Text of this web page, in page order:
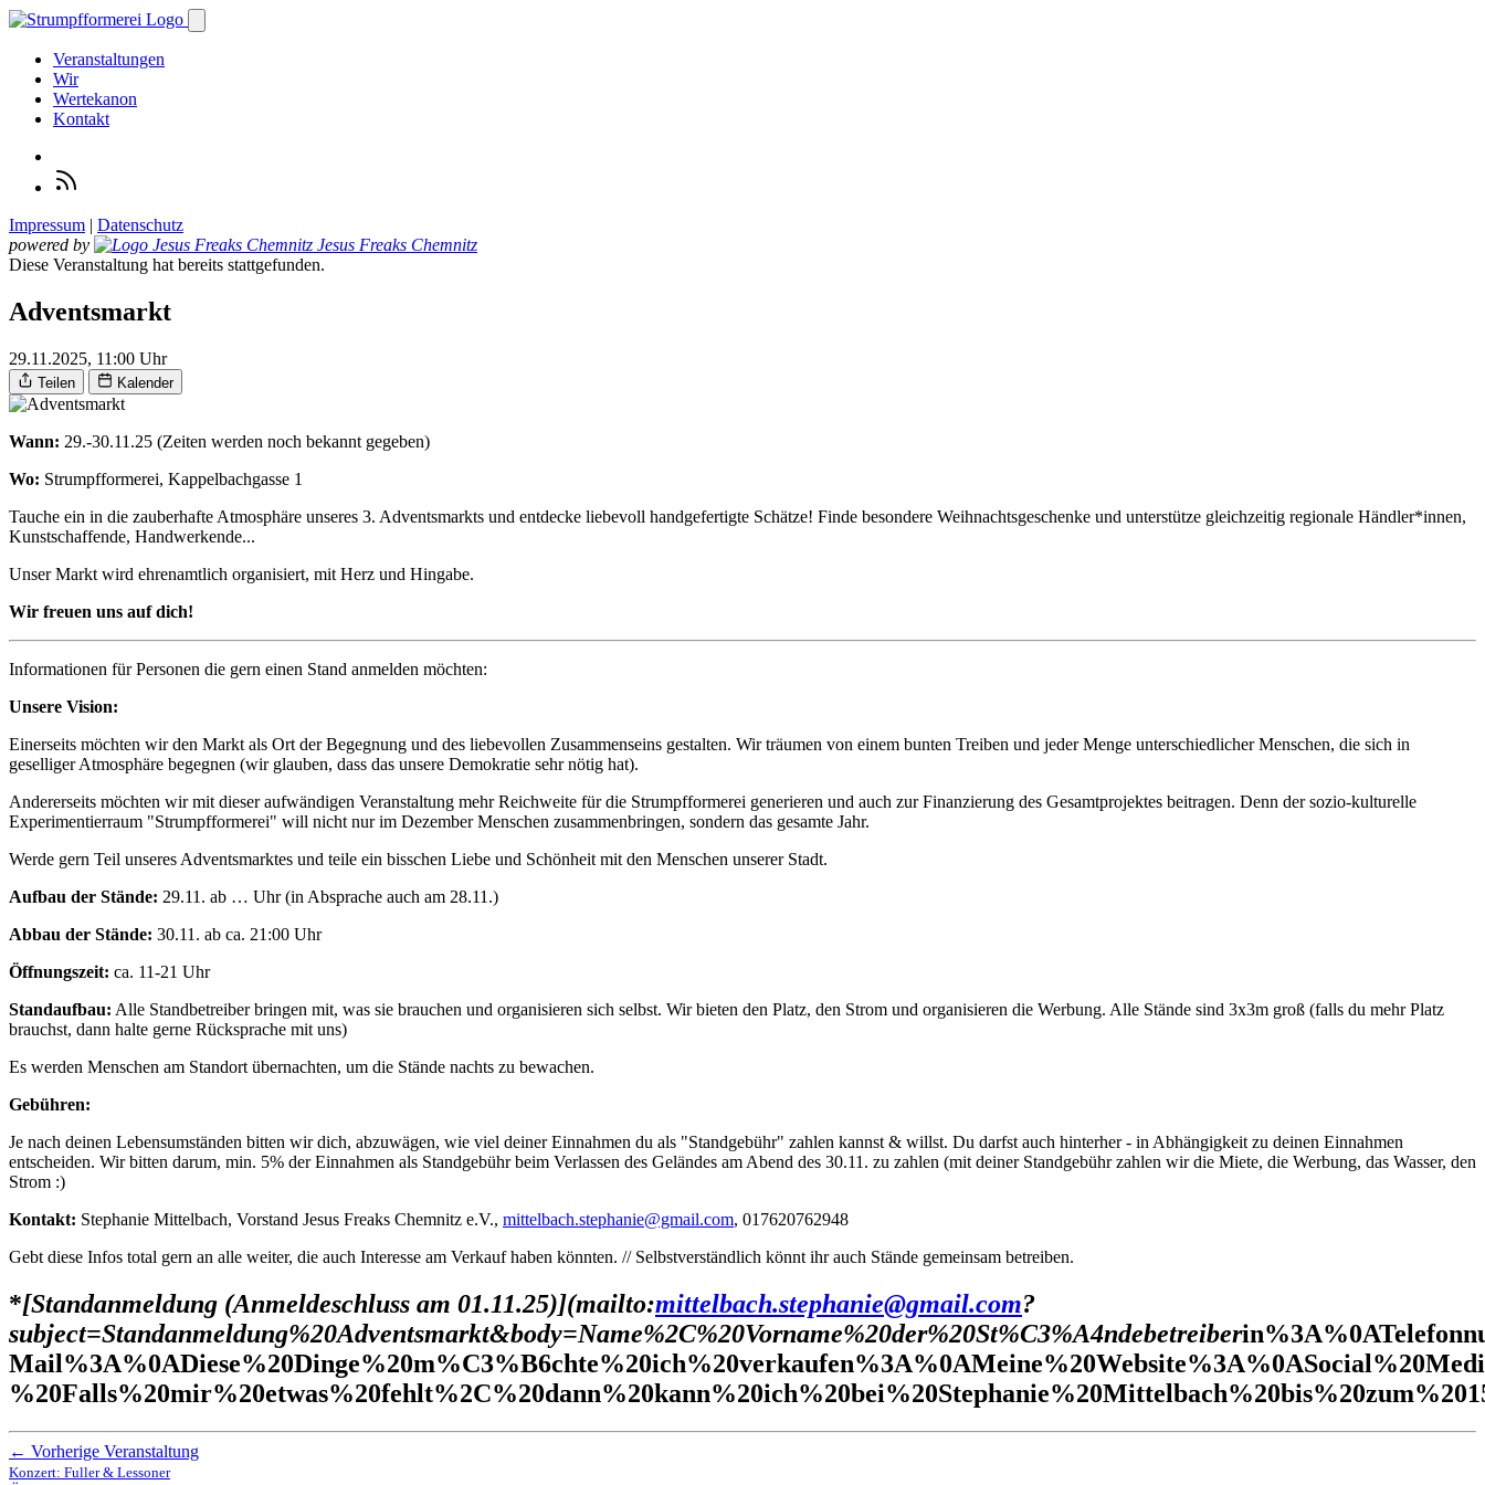
Veranstaltungen
Wir
Wertekanon
Kontakt
Impressum | Datenschutz
powered by
Jesus Freaks Chemnitz
Diese Veranstaltung hat bereits stattgefunden.
Adventsmarkt
29.11.2025, 11:00 Uhr
Teilen Kalender
Wann: 29.-30.11.25 (Zeiten werden noch bekannt gegeben)
Wo: Strumpfformerei, Kappelbachgasse 1
Tauche ein in die zauberhafte Atmosphäre unseres 3. Adventsmarkts und entdecke liebevoll handgefertigte Schätze! Finde besondere Weihnachtsgeschenke und unterstütze gleichzeitig regionale Händler*innen,
Kunstschaffende, Handwerkende...
Unser Markt wird ehrenamtlich organisiert, mit Herz und Hingabe.
Wir freuen uns auf dich!
Informationen für Personen die gern einen Stand anmelden möchten:
Unsere Vision:
Einerseits möchten wir den Markt als Ort der Begegnung und des liebevollen Zusammenseins gestalten. Wir träumen von einem bunten Treiben und jeder Menge unterschiedlicher Menschen, die sich in
geselliger Atmosphäre begegnen (wir glauben, dass das unsere Demokratie sehr nötig hat).
Andererseits möchten wir mit dieser aufwändigen Veranstaltung mehr Reichweite für die Strumpfformerei generieren und auch zur Finanzierung des Gesamtprojektes beitragen. Denn der sozio-kulturelle
Experimentierraum "Strumpfformerei" will nicht nur im Dezember Menschen zusammenbringen, sondern das gesamte Jahr.
Werde gern Teil unseres Adventsmarktes und teile ein bisschen Liebe und Schönheit mit den Menschen unserer Stadt.
Aufbau der Stände: 29.11. ab … Uhr (in Absprache auch am 28.11.)
Abbau der Stände: 30.11. ab ca. 21:00 Uhr
Öffnungszeit: ca. 11-21 Uhr
Standaufbau: Alle Standbetreiber bringen mit, was sie brauchen und organisieren sich selbst. Wir bieten den Platz, den Strom und organisieren die Werbung. Alle Stände sind 3x3m groß (falls du mehr Platz
brauchst, dann halte gerne Rücksprache mit uns)
Es werden Menschen am Standort übernachten, um die Stände nachts zu bewachen.
Gebühren:
Je nach deinen Lebensumständen bitten wir dich, abzuwägen, wie viel deiner Einnahmen du als "Standgebühr" zahlen kannst & willst. Du darfst auch hinterher - in Abhängigkeit zu deinen Einnahmen
entscheiden. Wir bitten darum, min. 5% der Einnahmen als Standgebühr beim Verlassen des Geländes am Abend des 30.11. zu zahlen (mit deiner Standgebühr zahlen wir die Miete, die Werbung, das Wasser, den
Strom :)
Kontakt: Stephanie Mittelbach, Vorstand Jesus Freaks Chemnitz e.V., mittelbach.stephanie@gmail.com, 017620762948
Gebt diese Infos total gern an alle weiter, die auch Interesse am Verkauf haben könnten. // Selbstverständlich könnt ihr auch Stände gemeinsam betreiben.
*[Standanmeldung (Anmeldeschluss am 01.11.25)](mailto:mittelbach.stephanie@gmail.com?
subject=Standanmeldung%20Adventsmarkt&body=Name%2C%20Vorname%20der%20St%C3%A4ndebetreiber
← Vorherige Veranstaltung
Konzert: Fuller & Lessoner